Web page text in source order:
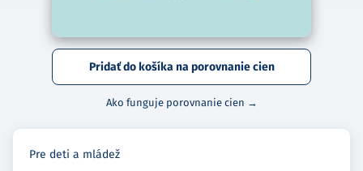
Pridať do košíka na porovnanie cien
Ako funguje porovnanie cien →
Pre deti a mládež